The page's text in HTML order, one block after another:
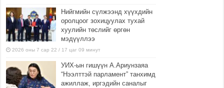
Нийгмийн сүлжээнд хүүхдийн
оролцоог зохицуулах тухай
хуулийн төслийг өргөн
мэдүүллээ
2026 оны 7 сар 22 / 17 цаг 09 минут
УИХ-ын гишүүн А.Ариунзаяа
“Нээлттэй парламент” танхимд
ажиллаж, иргэдийн саналыг